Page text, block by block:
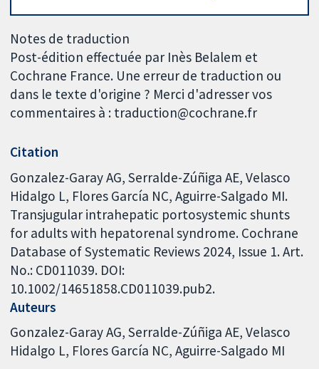
Notes de traduction
Post-édition effectuée par Inès Belalem et
Cochrane France. Une erreur de traduction ou
dans le texte d'origine ? Merci d'adresser vos
commentaires à : traduction@cochrane.fr
Citation
Gonzalez-Garay AG, Serralde-Zúñiga AE, Velasco
Hidalgo L, Flores García NC, Aguirre-Salgado MI.
Transjugular intrahepatic portosystemic shunts
for adults with hepatorenal syndrome. Cochrane
Database of Systematic Reviews 2024, Issue 1. Art.
No.: CD011039. DOI:
10.1002/14651858.CD011039.pub2.
Auteurs
Gonzalez-Garay AG Serralde-Zúñiga AE Velasco
Hidalgo L Flores García NC Aguirre-Salgado MI